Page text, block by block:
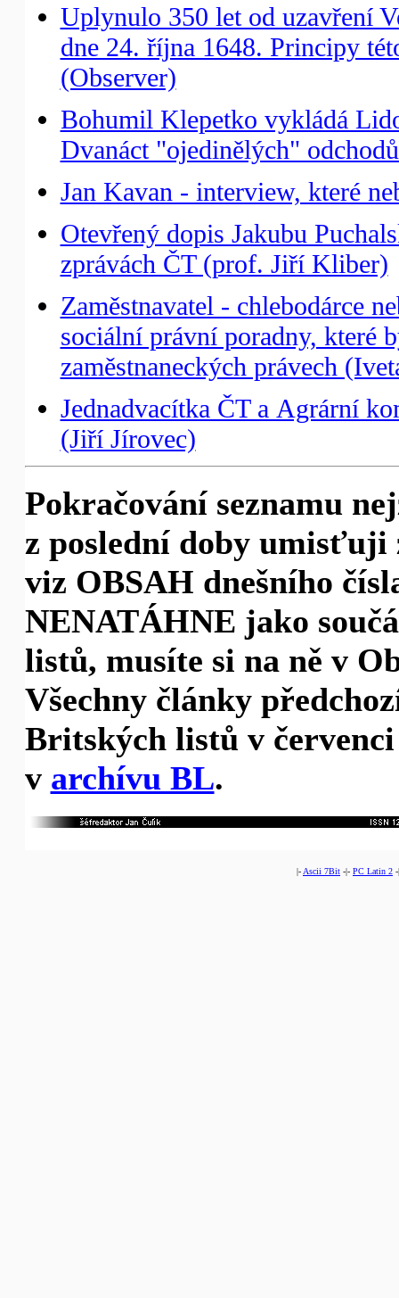
Uplynulo 350 let od uzavření
dne 24. října 1648. Principy
(Observer)
Bohumil Klepetko vykládá
Dvanáct "ojedinělých"
Jan Kavan - interview, které
Otevřený dopis Jakubu
zprávách ČT (prof. Jiří Kliber)
Zaměstnavatel - chlebodárce
sociální právní poradny, které
zaměstnaneckých právech
Jednadvacítka ČT a Agrární
(Jiří Jírovec)
Pokračování seznamu
z poslední doby
viz OBSAH dnešního
NENATÁHNE jako
listů, musíte si na ně v
Všechny články
Britských listů v
v archívu BL.
|- Ascii 7Bit -|- PC Latin 2